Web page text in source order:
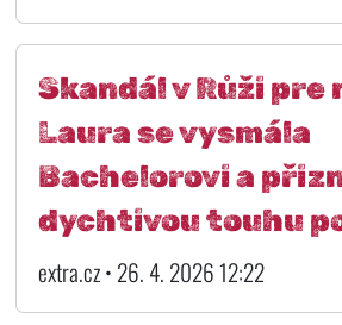
Skandál v Růži pre
Laura se vysmála
Bachelorovi a
dychtivou touhu
extra.cz • 26. 4. 2026 12:22